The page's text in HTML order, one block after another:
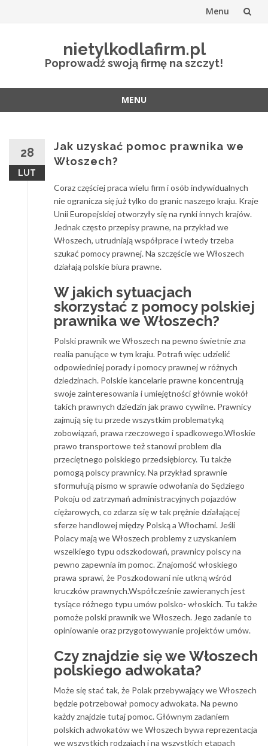
Menu
nietylkodlafirm.pl
Poprowadź swoją firmę na szczyt!
MENU
28
LUT
Jak uzyskać pomoc prawnika we
Włoszech?
Coraz częściej praca wielu firm i osób indywidualnych
nie ogranicza się już tylko do granic naszego kraju. Kraje
Unii Europejskiej otworzyły się na rynki innych krajów.
Jednak często przepisy prawne, na przykład we
Włoszech, utrudniają współprace i wtedy trzeba
szukać pomocy prawnej. Na szczęście we Włoszech
działają polskie biura prawne.
W jakich sytuacjach
skorzystać z pomocy polskiej
prawnika we Włoszech?
Polski prawnik we Włoszech na pewno świetnie zna
realia panujące w tym kraju. Potrafi więc udzielić
odpowiedniej porady i pomocy prawnej w różnych
dziedzinach. Polskie kancelarie prawne koncentrują
swoje zainteresowania i umiejętności głównie wokół
takich prawnych dziedzin jak prawo cywilne. Prawnicy
zajmują się tu przede wszystkim problematyką
zobowiązań, prawa rzeczowego i spadkowego.Włoskie
prawo transportowe też stanowi problem dla
przeciętnego polskiego przedsiębiorcy. Tu także
pomogą polscy prawnicy. Na przykład sprawnie
sformułują pismo w sprawie odwołania do Sędziego
Pokoju od zatrzymań administracyjnych pojazdów
ciężarowych, co zdarza się w tak prężnie działającej
sferze handlowej między Polską a Włochami. Jeśli
Polacy mają we Włoszech problemy z uzyskaniem
wszelkiego typu odszkodowań, prawnicy polscy na
pewno zapewnia im pomoc. Znajomość włoskiego
prawa sprawi, że Poszkodowani nie utkną wśród
kruczków prawnych.Współcześnie zawieranych jest
tysiące różnego typu umów polsko- włoskich. Tu także
pomoże polski prawnik we Włoszech. Jego zadanie to
opiniowanie oraz przygotowywanie projektów umów.
Czy znajdzie się we Włoszech
polskiego adwokata?
Może się stać tak, że Polak przebywający we Włoszech
będzie potrzebował pomocy adwokata. Na pewno
każdy znajdzie tutaj pomoc. Głównym zadaniem
polskich adwokatów we Włoszech bywa reprezentacja
we wszystkich rodzajach i na wszystkich etapach